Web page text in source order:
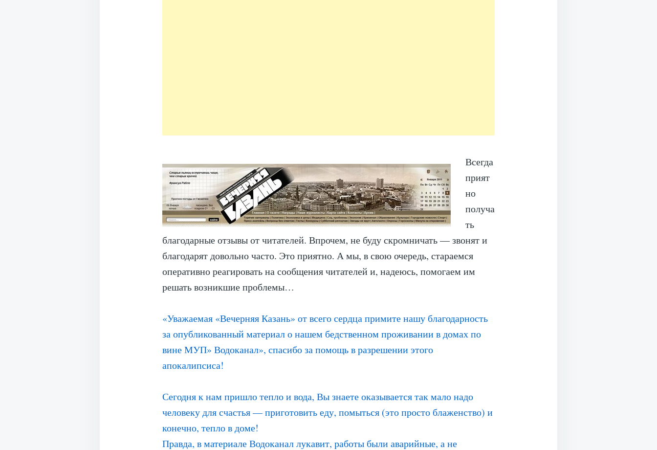
Всегда
прият
но
получа
ть
благодарные отзывы от читателей. Впрочем, не буду скромничать — звонят и
благодарят довольно часто. Это приятно. А мы, в свою очередь, стараемся
оперативно реагировать на сообщения читателей и, надеюсь, помогаем им
решать возникшие проблемы…
«Уважаемая «Вечерняя Казань» от всего сердца примите нашу благодарность
за опубликованный материал о нашем бедственном проживании в домах по
вине МУП» Водоканал», спасибо за помощь в разрешении этого
апокалипсиса!
Сегодня к нам пришло тепло и вода, Вы знаете оказывается так мало надо
человеку для счастья — приготовить еду, помыться (это просто блаженство) и
конечно, тепло в доме!
Правда, в материале Водоканал лукавит, работы были аварийные, а не